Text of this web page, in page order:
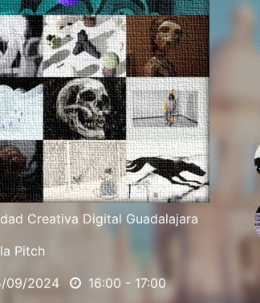
Creativa Digital Guadalajara
Pitch
09/2024
16:00 - 17:00